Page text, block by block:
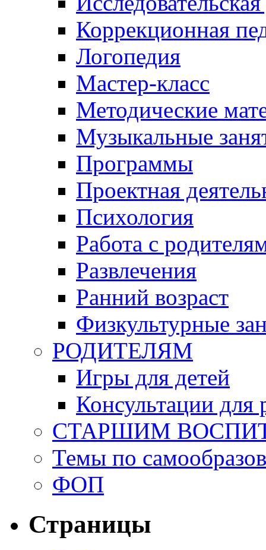
Коррекционная
Логопедия
Мастер-класс
Методические
Музыкальные
Программы
Проектная
Психология
Работа с
Развлечения
Ранний возраст
Физкультурные
РОДИТЕЛЯМ
Игры для детей
Консультации для
СТАРШИМ
Темы по
ФОП
Страницы